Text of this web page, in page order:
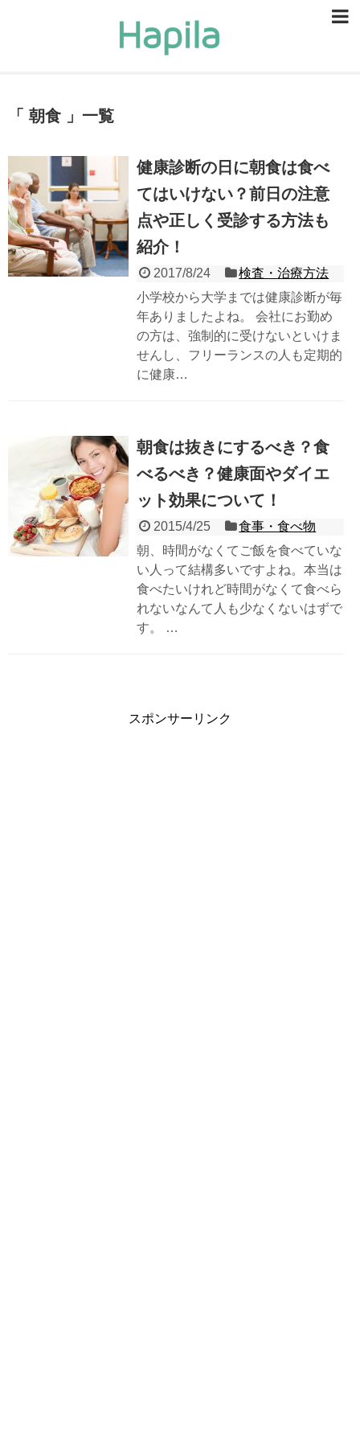
朝食 一覧
健康診断の日に朝食は食べ
てはいけない？前日の注意
点や正しく受診する方法も
紹介！
2017/8/24
検査・治療方法
小学校から大学までは健康診断が毎
年ありましたよね。 会社にお勤め
の方は、強制的に受けないといけま
せんし、フリーランスの人も定期的
に健康…
朝食は抜きにするべき？食
べるべき？健康面やダイエ
ット効果について！
2015/4/25
食事・食べ物
朝、時間がなくてご飯を食べていな
い人って結構多いですよね。本当は
食べたいけれど時間がなくて食べら
れないなんて人も少なくないはずで
す。 …
スポンサーリンク
ヘアケア
ヘルスケア
食事・食べ物
恋愛・結婚
ライフスタイル